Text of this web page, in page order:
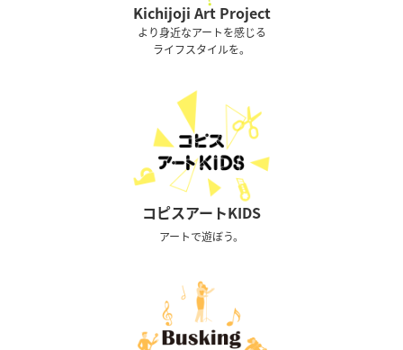
Kichijoji Art Project
より身近なアートを感じる
ライフスタイルを。
コピスアートKIDS
アートで遊ぼう。